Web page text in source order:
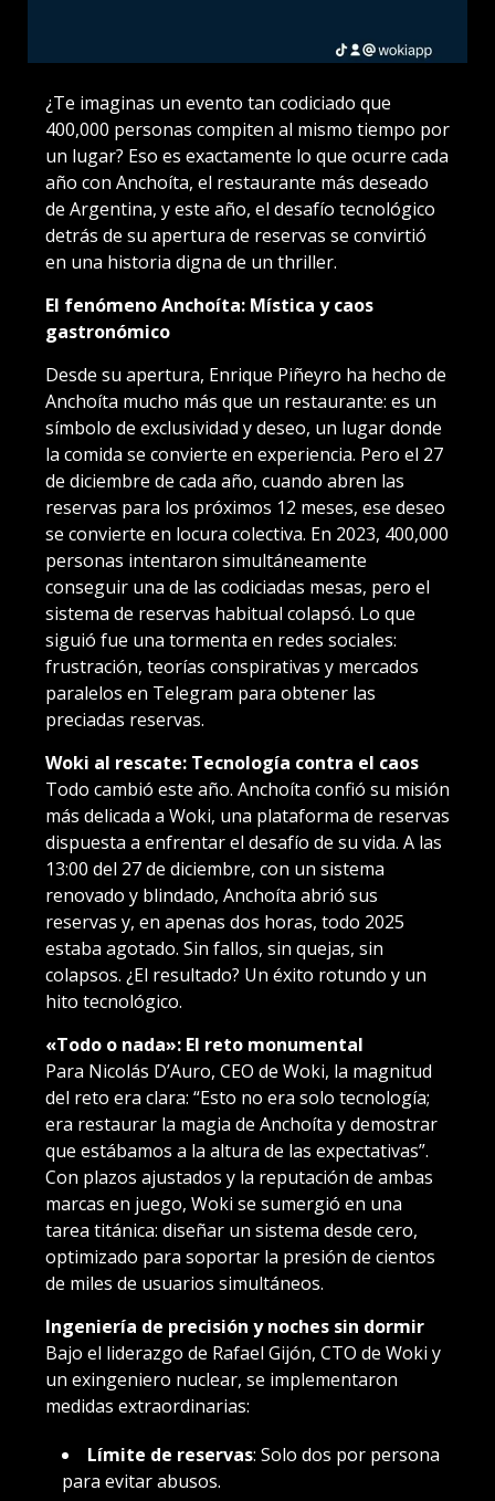
¿Te imaginas un evento tan codiciado que
400,000 personas compiten al mismo tiempo por
un lugar? Eso es exactamente lo que ocurre cada
año con Anchoíta, el restaurante más deseado
de Argentina, y este año, el desafío tecnológico
detrás de su apertura de reservas se convirtió
en una historia digna de un thriller.
El fenómeno Anchoíta: Mística y caos
gastronómico
Desde su apertura, Enrique Piñeyro ha hecho de
Anchoíta mucho más que un restaurante: es un
símbolo de exclusividad y deseo, un lugar donde
la comida se convierte en experiencia. Pero el 27
de diciembre de cada año, cuando abren las
reservas para los próximos 12 meses, ese deseo
se convierte en locura colectiva. En 2023, 400,000
personas intentaron simultáneamente
conseguir una de las codiciadas mesas, pero el
sistema de reservas habitual colapsó. Lo que
siguió fue una tormenta en redes sociales:
frustración, teorías conspirativas y mercados
paralelos en Telegram para obtener las
preciadas reservas.
Woki al rescate: Tecnología contra el caos
Todo cambió este año. Anchoíta confió su misión
más delicada a Woki, una plataforma de reservas
dispuesta a enfrentar el desafío de su vida. A las
13:00 del 27 de diciembre, con un sistema
renovado y blindado, Anchoíta abrió sus
reservas y, en apenas dos horas, todo 2025
estaba agotado. Sin fallos, sin quejas, sin
colapsos. ¿El resultado? Un éxito rotundo y un
hito tecnológico.
«Todo o nada»: El reto monumental
Para Nicolás D’Auro, CEO de Woki, la magnitud
del reto era clara: “Esto no era solo tecnología;
era restaurar la magia de Anchoíta y demostrar
que estábamos a la altura de las expectativas”.
Con plazos ajustados y la reputación de ambas
marcas en juego, Woki se sumergió en una
tarea titánica: diseñar un sistema desde cero,
optimizado para soportar la presión de cientos
de miles de usuarios simultáneos.
Ingeniería de precisión y noches sin dormir
Bajo el liderazgo de Rafael Gijón, CTO de Woki y
un exingeniero nuclear, se implementaron
medidas extraordinarias:
Límite de reservas: Solo dos por persona
para evitar abusos.